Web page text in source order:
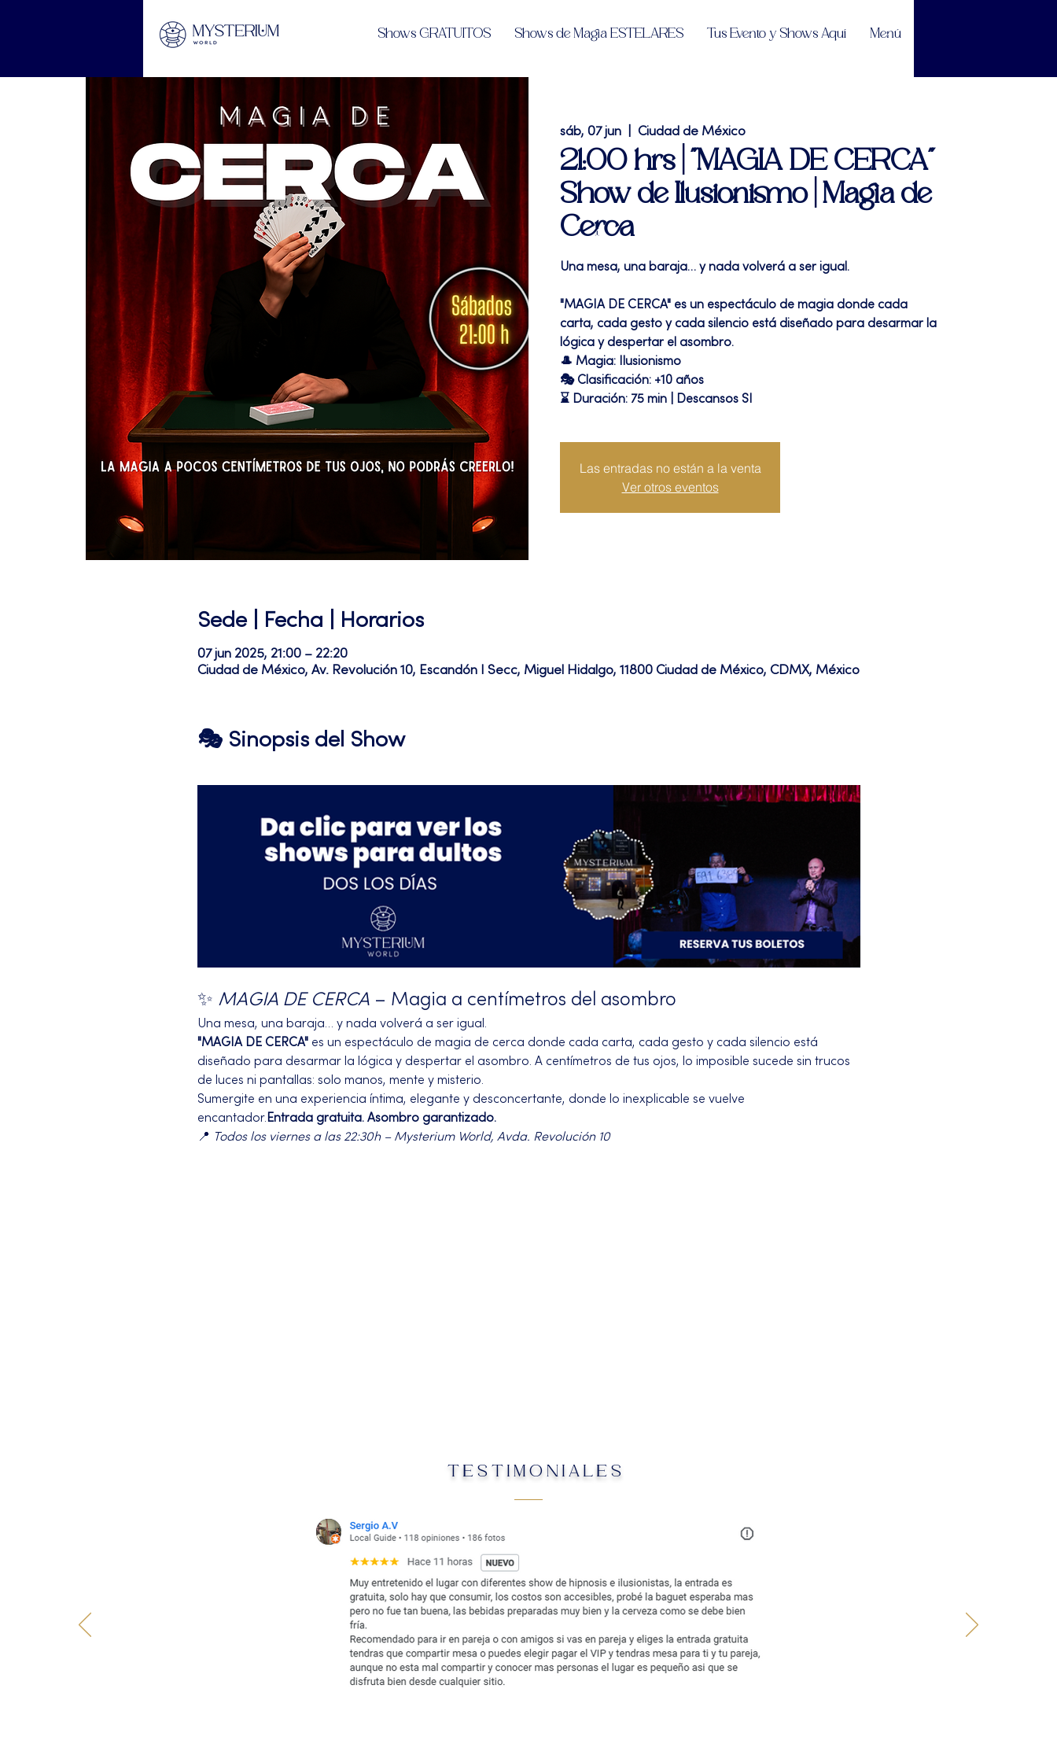
Shows GRATUITOS Shows de Magia ESTELARES Tus Evento y Shows Aquí Menú
sáb, 07 jun Ciudad de México
21:00 hrs | "MAGIA DE CERCA"
Show de Ilusionismo | Magia de
Cerca
Una mesa, una baraja… y nada volverá a ser igual.
"MAGIA DE CERCA" es un espectáculo de magia donde cada
carta, cada gesto y cada silencio está diseñado para desarmar la
lógica y despertar el asombro.
🎩 Magia: Ilusionismo
🎭 Clasificación: +10 años
⌛ Duración: 75 min | Descansos SI
Las entradas no están a la venta
Ver otros eventos
Sede | Fecha | Horarios
07 jun 2025, 21:00 – 22:20
Ciudad de México, Av. Revolución 10, Escandón I Secc, Miguel Hidalgo, 11800 Ciudad de México, CDMX, México
🎭 Sinopsis del Show
✨ MAGIA DE CERCA – Magia a centímetros del asombro
Una mesa, una baraja… y nada volverá a ser igual.
"MAGIA DE CERCA" es un espectáculo de magia de cerca donde cada carta, cada gesto y cada silencio está
diseñado para desarmar la lógica y despertar el asombro. A centímetros de tus ojos, lo imposible sucede sin trucos
de luces ni pantallas: solo manos, mente y misterio.
Sumergite en una experiencia íntima, elegante y desconcertante, donde lo inexplicable se vuelve
encantador. Entrada gratuita. Asombro garantizado.
📍 Todos los viernes a las 22:30h – Mysterium World, Avda. Revolución 10
TESTIMONIALES